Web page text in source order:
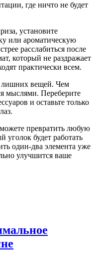
где ничто не будет
установите
или ароматическую
расслабиться после
который не раздражает
практически всем.
лишних вещей. Чем
мыслями. Переберите
и оставьте только
превратить любую
уголок будет работать
один‑два элемента уже
улучшится ваше